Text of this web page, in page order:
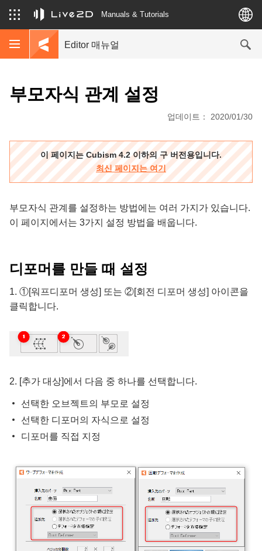
Manuals & Tutorials
Editor 매뉴얼
부모자식 관계 설정
업데이트： 2020/01/30
이 페이지는 Cubism 4.2 이하의 구 버전용입니다.
최신 페이지는 여기
부모자식 관계를 설정하는 방법에는 여러 가지가 있습니다.
이 페이지에서는 3가지 설정 방법을 배웁니다.
디포머를 만들 때 설정
1. ①[워프디포머 생성] 또는 ②[회전 디포머 생성] 아이콘을
클릭합니다.
2. [추가 대상]에서 다음 중 하나를 선택합니다.
선택한 오브젝트의 부모로 설정
선택한 디포머의 자식으로 설정
디포머를 직접 지정